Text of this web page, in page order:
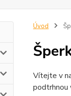
Úvod
Vítejte v
podtrhnou